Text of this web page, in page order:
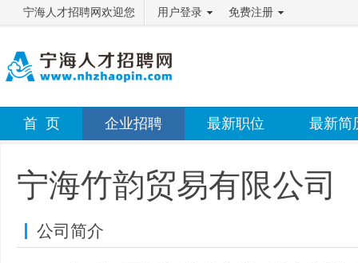
宁海人才招聘网欢迎您 用户登录 免费注册
首 页 企业招聘 最新职位 最新简
宁海竹韵贸易有限公司
公司简介